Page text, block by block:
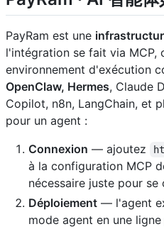
PayRam est une
l'intégration se fait via MCP,
environnement d'exécution
OpenClaw, Hermes, Claude
Copilot, n8n, LangChain, et
pour un agent :
Connexion — ajoutez
à la configuration MCP
nécessaire juste pour se
Déploiement — l'agent
mode agent en une